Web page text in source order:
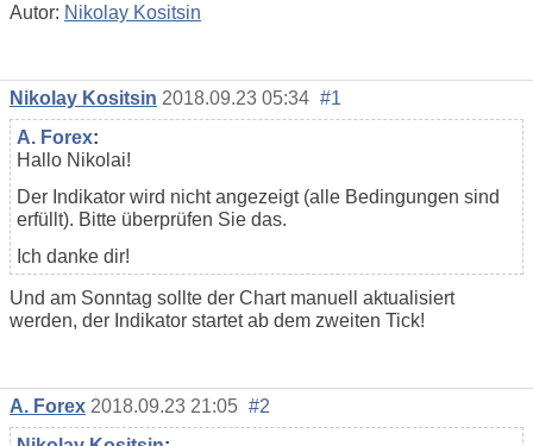
Autor: Nikolay Kositsin
Nikolay Kositsin 2018.09.23 05:34 #1
A. Forex:
Hallo Nikolai!
Der Indikator wird nicht angezeigt (alle Bedingungen sind
erfüllt). Bitte überprüfen Sie das.
Ich danke dir!
Und am Sonntag sollte der Chart manuell aktualisiert
werden, der Indikator startet ab dem zweiten Tick!
A. Forex 2018.09.23 21:05 #2